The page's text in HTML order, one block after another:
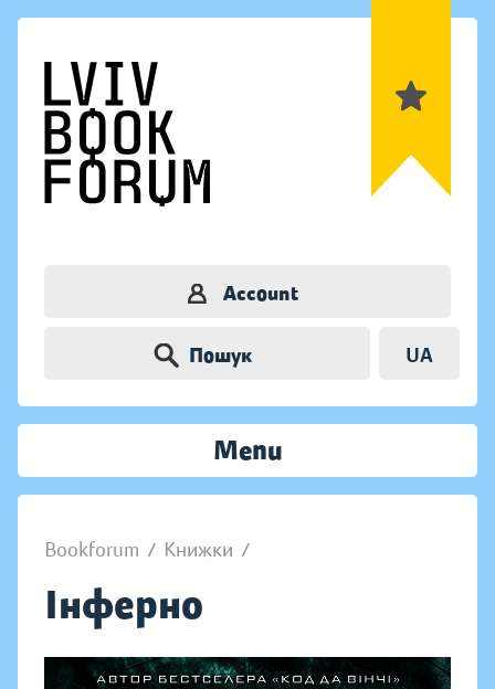
Account
Пошук UA
Menu
Bookforum / Книжки /
Інферно